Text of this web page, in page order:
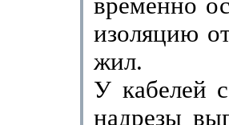
временно
изоляцию
жил.
У кабелей
надрезы